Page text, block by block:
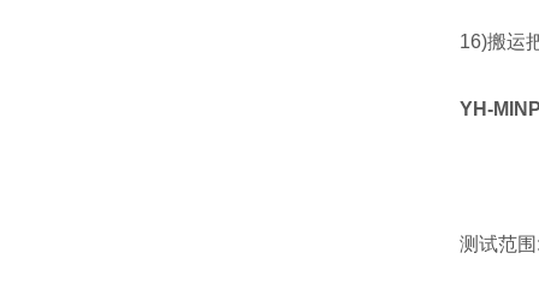
16)搬运把
YH-
测试范围: